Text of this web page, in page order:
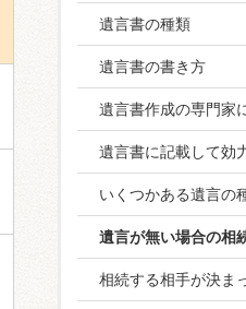
遺言書の種類
遺言書の書き方
遺言書作成の専門家
遺言書に記載して効
いくつかある遺言の
遺言が無い場合の相
相続する相手が決ま